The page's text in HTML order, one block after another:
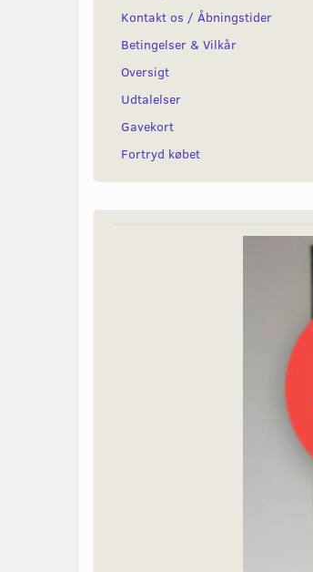
Kontakt os / Åbningstider
Betingelser & Vilkår
Oversigt
Udtalelser
Gavekort
Fortryd købet